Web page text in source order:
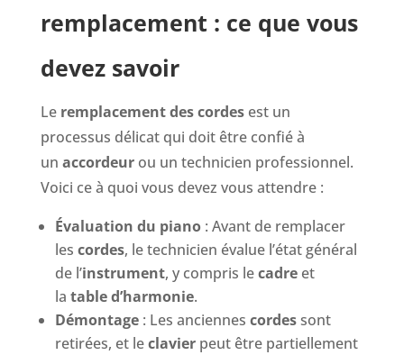
remplacement : ce que vous
devez savoir
Le remplacement des cordesest un
processus délicat qui doit être confié à
un accordeurou un technicien professionnel.
Voici ce à quoi vous devez vous attendre :
Évaluation du piano: Avant de remplacer
les cordes, le technicien évalue l’état général
de l’instrument, y compris lecadreet
la table d’harmonie.
Démontage: Les anciennes cordessont
retirées, et leclavierpeut être partiellement